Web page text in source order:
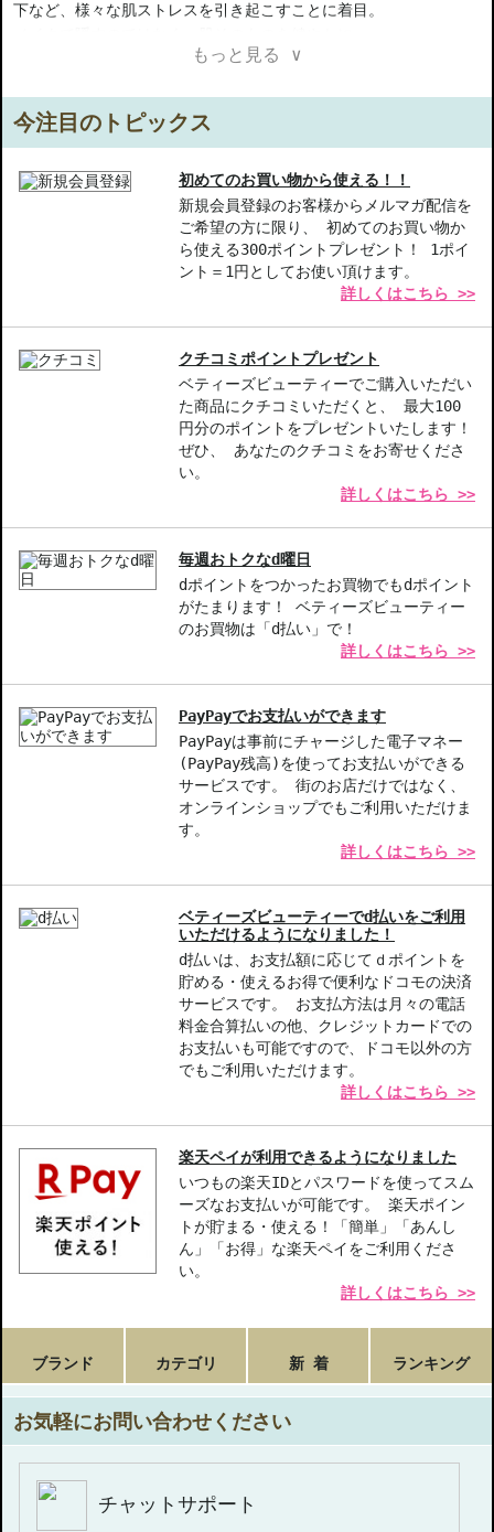
下など、様々な肌ストレスを引き起こすことに着目。
肌管理＋メイクアップで、内側からイキイキと輝くような、透明感
皮膚科学から生まれたクリニークから、攻めと守りのスキンケア発
ーションが誕生。
ナイアシンアミド（ビタミン B3）＊3とビタミンCなど、７種のビ
タミン配合で、「攻め」と「守り」のアプローチ。
使うたび、乾燥や乾燥くすみを防ぎ、肌本来の美しさを引き立て、
「攻め」のケアで、内側からイキイキと輝くような、健やかな肌へ
と整えます。
メイク中も肌をたっぷり保湿し、潤いをキープ。
毎日の使用でキメが整い、光を反射しやすい透明感のある素肌へ。
SPF50／PA++++、香料・パラベン不使用。
未来の肌ダメージも考慮し、敏感肌にも使えるフォーミュラの「守
素肌に擬態するように。肌に溶け込む軽やかなテクスチャーは、快
適な使い心地。
ジェルベースの軽量フォーミュラ設計で、均一に肌に密着し、塗り
たてのツヤ肌仕上がりを長時間キープ。
攻めと守りで、肌管理しながら、透明感とツヤのある白玉美肌に。
【商品の特徴】
7種のビタミン配合-肌に必要な栄養を与え、内側からの輝きをサポ
軽やかなジェルベース-肌に優しく密着し、長時間美しい仕上がり
SPF50／PA++++-紫外線から肌を守り、未来のダメージからも配慮
【こんな方へおすすめ】
肌の透明感やツヤ感を求める方
敏感肌で安心して使用できるファンデーションを探している方
JAN/UPC：0192333255001
もっと見る ∨
今注目のトピックス
初めてのお買い物から使える！！
新規会員登録のお客様からメルマガ配信を
ご希望の方に限り、 初めてのお買い物か
ら使える300ポイントプレゼント！ 1ポイ
ント＝1円としてお使い頂けます。
詳しくはこちら >>
クチコミポイントプレゼント
ベティーズビューティーでご購入いただい
た商品にクチコミいただくと、 最大100
円分のポイントをプレゼントいたします！
ぜひ、 あなたのクチコミをお寄せくださ
い。
詳しくはこちら >>
毎週おトクなd曜日
dポイントをつかったお買物でもdポイント
がたまります！ ベティーズビューティー
のお買物は「d払い」で！
詳しくはこちら >>
PayPayでお支払いができます
PayPayは事前にチャージした電子マネー
(PayPay残高)を使ってお支払いができる
サービスです。 街のお店だけではなく、
オンラインショップでもご利用いただけま
す。
詳しくはこちら >>
ベティーズビューティーでd払いをご利用
いただけるようになりました！
d払いは、お支払額に応じてｄポイントを
貯める・使えるお得で便利なドコモの決済
サービスです。 お支払方法は月々の電話
料金合算払いの他、クレジットカードでの
お支払いも可能ですので、ドコモ以外の方
でもご利用いただけます。
詳しくはこちら >>
楽天ペイが利用できるようになりました
いつもの楽天IDとパスワードを使ってスム
ーズなお支払いが可能です。 楽天ポイン
トが貯まる・使える！「簡単」「あんし
ん」「お得」な楽天ペイをご利用くださ
い。
詳しくはこちら >>
ブランド カテゴリ 新 着 ランキング
お気軽にお問い合わせください
チャットサポート